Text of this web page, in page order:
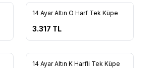
14 Ayar Altın O Harf Tek Küpe
3.317 TL
14 Ayar Altın K Harfli Tek Küpe